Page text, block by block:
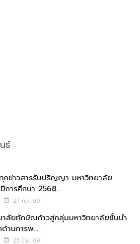
ธ์
ทุกข่าวสารรับปริญญา มหาวิทยาลัย
ารศึกษา 2568...
27 ก.ค. 69
าลัยทักษิณก้าวสู่กลุ่มมหาวิทยาลัยชั้นนำ
านการพ...
25 มิ.ย. 69